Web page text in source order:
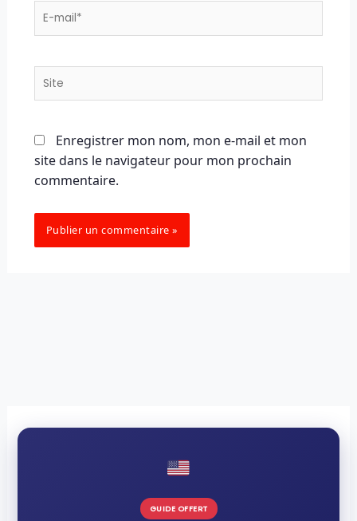
E-
Site
Enregistrer mon nom, mon e-mail et mon
site dans le navigateur pour mon prochain
commentaire.
GUIDE OFFERT